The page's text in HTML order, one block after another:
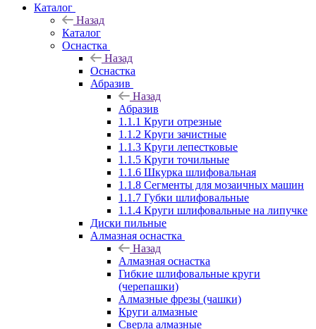
Каталог
Назад
Каталог
Оснастка
Назад
Оснастка
Абразив
Назад
Абразив
1.1.1 Круги отрезные
1.1.2 Круги зачистные
1.1.3 Круги лепестковые
1.1.5 Круги точильные
1.1.6 Шкурка шлифовальная
1.1.8 Сегменты для мозаичных машин
1.1.7 Губки шлифовальные
1.1.4 Круги шлифовальные на липучке
Диски пильные
Алмазная оснастка
Назад
Алмазная оснастка
Гибкие шлифовальные круги
(черепашки)
Алмазные фрезы (чашки)
Круги алмазные
Сверла алмазные